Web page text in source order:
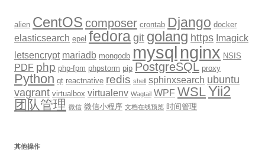
alien CentOS composer crontab Django docker
elasticsearch epel fedora git golang https Imagick
letsencrypt mariadb mongodb mysql nginx NSIS
PDF php php-fpm phpstorm pip PostgreSQL proxy
Python qt reactnative redis shell sphinxsearch ubuntu
vagrant virtualbox virtualenv Wagtail WPF WSLYii2
团队管理 微信 微信小程序 文档在线预览 时间管理
其他操作